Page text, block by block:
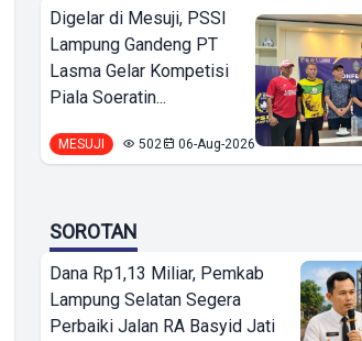
Digelar di Mesuji, PSSI
Lampung Gandeng PT
Lasma Gelar Kompetisi
Piala Soeratin...
MESUJI 502 06-Aug-2026
SOROTAN
Dana Rp1,13 Miliar, Pemkab
Lampung Selatan Segera
Perbaiki Jalan RA Basyid Jati